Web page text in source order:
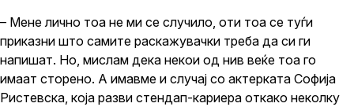
– Мене лично тоа не ми се случило, оти тоа се туѓи
приказни што самите раскажувачки треба да си ги
напишат. Но, мислам дека некои од нив веќе тоа го
имаат сторено. А имавме и случај со актерката Софија
Ристевска, која разви стендап-кариера откако неколку